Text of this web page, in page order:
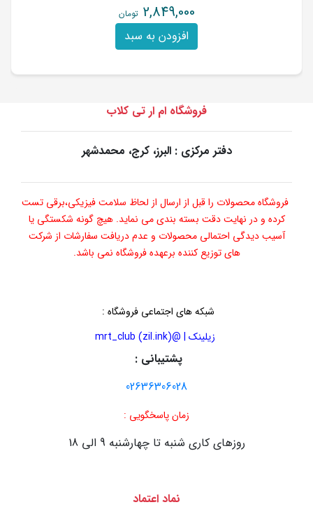
2,849,000 تومان
افزودن به سبد
فروشگاه ام ار تی کلاب
دفتر مرکزی : البرز، کرج، محمدشهر
فروشگاه محصولات را قبل از ارسال از لحاظ سلامت فیزیکی،برقی تست
کرده و در نهایت دقت بسته بندی می نماید. هیچ گونه شکستگی یا
آسیب دیدگی احتمالی محصولات و عدم دریافت سفارشات از شرکت
های توزیع کننده برعهده فروشگاه نمی باشد.
شبکه های اجتماعی فروشگاه :
زیلینک | @mrt_club (zil.ink)
پشتیبانی :
02636306028
زمان پاسخگویی :
روزهای کاری شنبه تا چهارشنبه 9 الی 18
نماد اعتماد